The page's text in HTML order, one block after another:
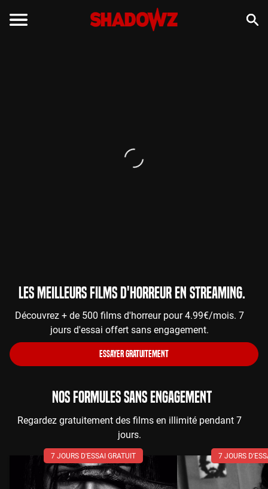
Les meilleurs films d'horreur en streaming.
Découvrez + de 500 films d'horreur pour 4.99€/mois. 7
jours d'essai offert sans engagement.
ESSAYER GRATUITEMENT
NOS FORMULES SANS ENGAGEMENT
Regardez gratuitement des films en illimité pendant 7
jours.
7 JOURS D'ESSAI GRATUIT 7 JOURS